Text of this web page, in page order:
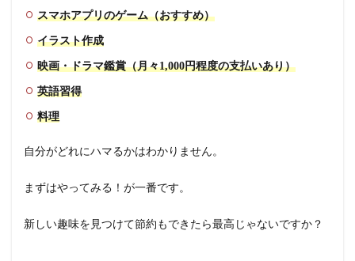
スマホアプリのゲーム（おすすめ）
イラスト作成
映画・ドラマ鑑賞（月々1,000円程度の支払いあり）
英語習得
料理
自分がどれにハマるかはわかりません。
まずはやってみる！が一番です。
新しい趣味を見つけて節約もできたら最高じゃないですか？